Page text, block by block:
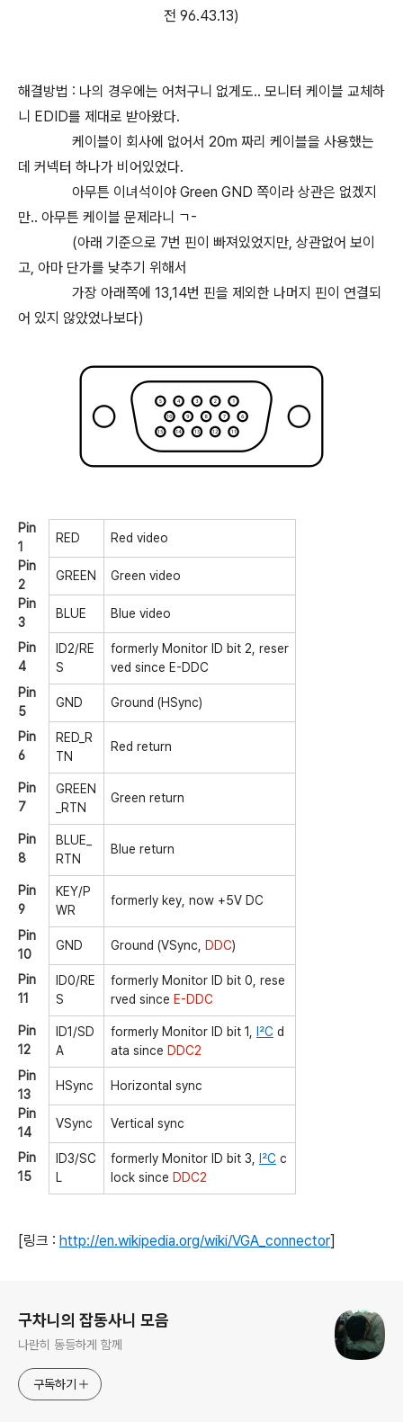
전 96.43.13)
해결방법 : 나의 경우에는 어처구니 없게도.. 모니터 케이블 교체하
니 EDID를 제대로 받아왔다.
케이블이 회사에 없어서 20m 짜리 케이블을 사용했는
데 커넥터 하나가 비어있었다.
아무튼 이녀석이야 Green GND 쪽이라 상관은 없겠지
만.. 아무튼 케이블 문제라니 ㄱ-
(아래 기준으로 7번 핀이 빠져있었지만, 상관없어 보이
고, 아마 단가를 낮추기 위해서
가장 아래쪽에 13,14번 핀을 제외한 나머지 핀이 연결되
어 있지 않았었나보다)
Pin
1
RED
Red video
Pin
2
GREEN
Green video
Pin
3
BLUE Blue video
Pin
4
ID2/RE
S
formerly Monitor ID bit 2, reser
ved since E-DDC
Pin
5
GND Ground (HSync)
Pin
6
RED_R
TN
Red return
Pin
7
GREEN
_RTN
Green return
Pin
8
BLUE_
RTN
Blue return
Pin
9
KEY/P
WR
formerly key, now +5V DC
Pin
10
GND Ground (VSync, DDC)
Pin
11
ID0/RE
S
formerly Monitor ID bit 0, rese
rved since E-DDC
Pin
12
ID1/SD
A
formerly Monitor ID bit 1, I²C d
ata since DDC2
Pin
13
HSync
Horizontal sync
Pin
14
VSync Vertical sync
Pin
15
ID3/SC
L
formerly Monitor ID bit 3, I²C c
lock since DDC2
[링크 : http://en.wikipedia.org/wiki/VGA_connector]
구차니의 잡동사니 모음
나란히 동등하게 함께
구독하기